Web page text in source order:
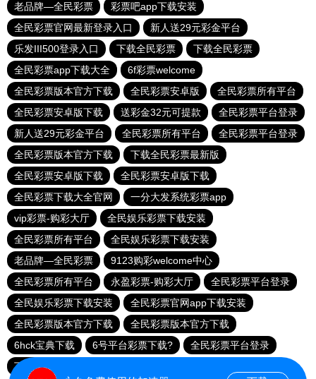
老品牌—全民彩票
彩票吧app下载安装
全民彩票官网最新登录入口
新人送29元彩金平台
乐发III500登录入口
下载全民彩票
下载全民彩票
全民彩票app下载大全
6f彩票welcome
全民彩票版本官方下载
全民彩票安卓版
全民彩票所有平台
全民彩票安卓版下载
送彩金32元可提款
全民彩票平台登录
新人送29元彩金平台
全民彩票所有平台
全民彩票平台登录
全民彩票版本官方下载
下载全民彩票最新版
全民彩票安卓版下载
全民彩票安卓版下载
全民彩票下载大全官网
一分大发系统彩票app
vip彩票-购彩大厅
全民娱乐彩票下载安装
全民彩票所有平台
全民娱乐彩票下载安装
老品牌—全民彩票
9123购彩welcome中心
全民彩票所有平台
永盈彩票-购彩大厅
全民彩票平台登录
全民娱乐彩票下载安装
全民彩票官网app下载安装
全民彩票版本官方下载
全民彩票版本官方下载
6hck宝典下载
6号平台彩票下载?
全民彩票平台登录
下载全民彩票